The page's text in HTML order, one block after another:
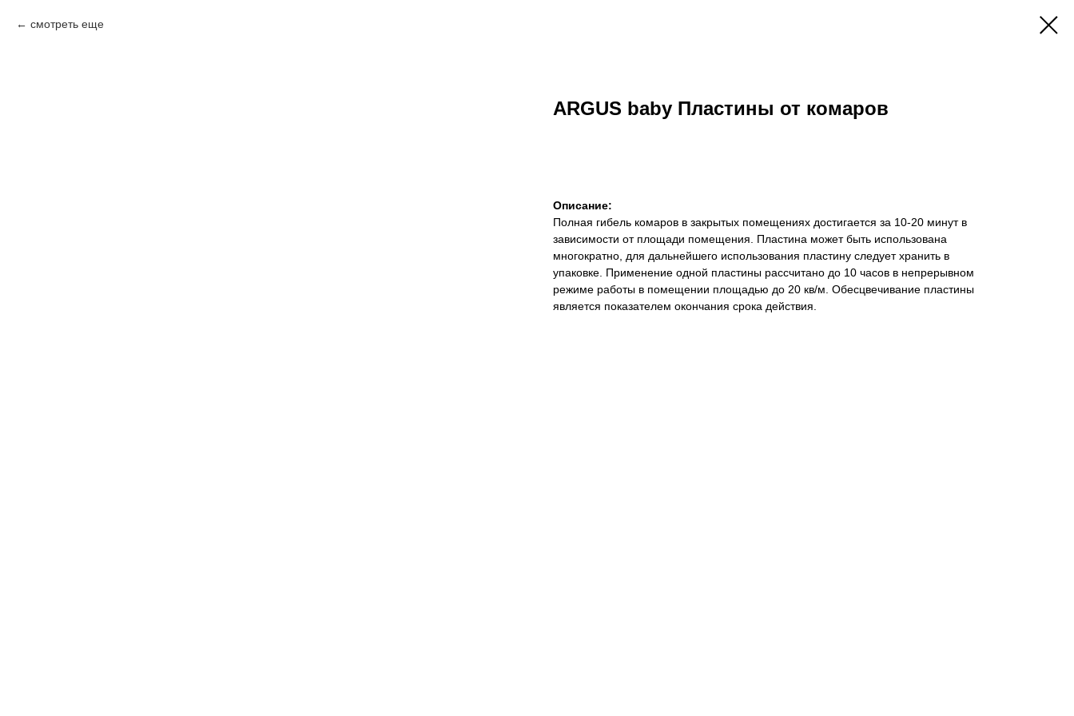
смотреть еще
ARGUS baby Пластины от комаров
Описание:
Полная гибель комаров в закрытых помещениях достигается за 10-20 минут в
зависимости от площади помещения. Пластина может быть использована
многократно, для дальнейшего использования пластину следует хранить в
упаковке. Применение одной пластины рассчитано до 10 часов в непрерывном
режиме работы в помещении площадью до 20 кв/м. Обесцвечивание пластины
является показателем окончания срока действия.